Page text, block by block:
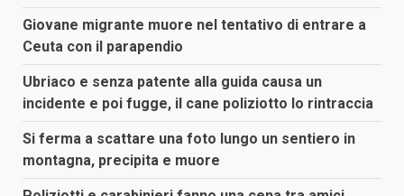
Giovane migrante muore nel tentativo di entrare a
Ceuta con il parapendio
Ubriaco e senza patente alla guida causa un
incidente e poi fugge, il cane poliziotto lo rintraccia
Si ferma a scattare una foto lungo un sentiero in
montagna, precipita e muore